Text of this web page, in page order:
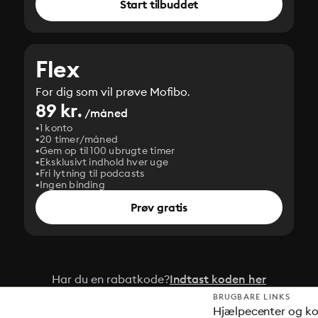
Start tilbuddet
Flex
For dig som vil prøve Mofibo.
89 kr. /måned
1 konto
20 timer/måned
Gem op til 100 ubrugte timer
Eksklusivt indhold hver uge
Fri lytning til podcasts
Ingen binding
Prøv gratis
Har du en rabatkode?Indtast koden her
BRUGBARE LINKS
Hjælpecenter og